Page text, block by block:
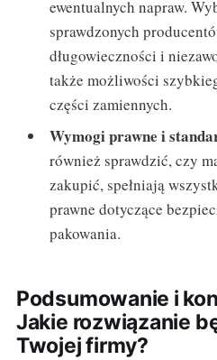
ewentualnych napraw.
sprawdzonych
długowieczności i
także możliwości
części zamiennych.
Wymogi prawne i
również sprawdzić, czy
zakupić, spełniają
prawne dotyczące
pakowania.
Podsumowanie i
Jakie rozwiązanie
Twojej firmy?